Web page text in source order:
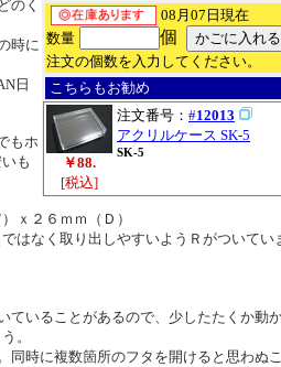
08月07日現在
数量
個
注文の個数を入力してください。
こちらもお勧め
￥88.
[税込]
注文番号： #12013
アクリルケース SK-5
SK-5
のく
時に
日
もホ
も
ｘ２６ｍｍ（Ｄ）
はなく取り出しやすいようＲがついてい
ていることがあるので、少したたくか動
。
同時に複数箇所のフタを開けると思わぬ